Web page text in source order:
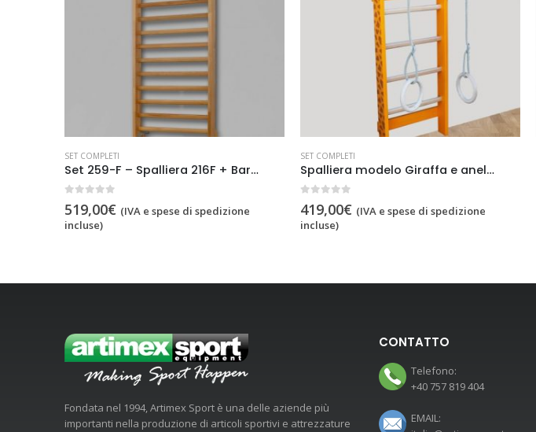
SET COMPLETI
Set 259-F – Spalliera 216F + Barra trazioni 248
519,00€ (IVA e spese di spedizione
incluse)
SET COMPLETI
Spalliera modelo Giraffa e anelli, codice 268
419,00€ (IVA e spese di spedizione
incluse)
Fondata nel 1994, Artimex Sport è una delle aziende più
importanti nella produzione di articoli sportivi e attrezzature
CONTATTO
Telefono:
+40 757 819 404
EMAIL: